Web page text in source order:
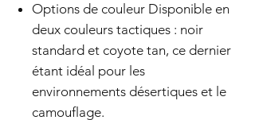
Options de couleur Disponible en
deux couleurs tactiques : noir
standard et coyote tan, ce dernier
étant idéal pour les
environnements désertiques et le
camouflage.